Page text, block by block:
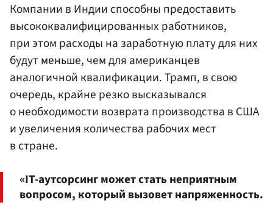
Компании в Индии способны предоставить
высококвалифицированных работников,
при этом расходы на заработную плату для них
будут меньше, чем для американцев
аналогичной квалификации. Трамп, в свою
очередь, крайне резко высказывался
о необходимости возврата производства в США
и увеличения количества рабочих мест
в стране.
«IT-аутсорсинг может стать неприятным
вопросом, который вызовет напряженность.